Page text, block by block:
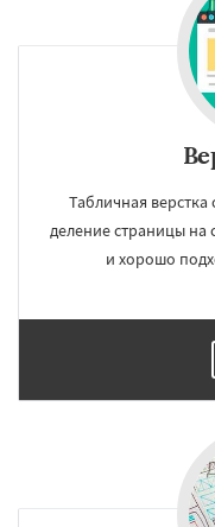
Табличная
деление страницы на
и хорошо